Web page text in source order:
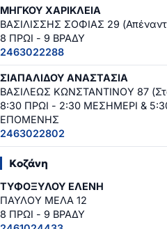
ΜΗΓΚΟΥ ΧΑΡΙΚΛΕΙΑ
ΒΑΣΙΛΙΣΣΗΣ ΣΟΦΙΑΣ 29
8 ΠΡΩΙ - 9 ΒΡΑΔΥ
2463022288
ΣΙΑΠΑΛΙΔΟΥ ΑΝΑΣΤΑΣΙΑ
ΒΑΣΙΛΕΩΣ ΚΩΝΣΤΑΝΤΙΝΟΥ 87
8:30 ΠΡΩΙ - 2:30 ΜΕΣΗΜΕΡΙ &
ΕΠΟΜΕΝΗΣ
2463022802
Κοζάνη
ΤΥΦΟΞΥΛΟΥ ΕΛΕΝΗ
ΠΑΥΛΟΥ ΜΕΛΑ 12
8 ΠΡΩΙ - 9 ΒΡΑΔΥ